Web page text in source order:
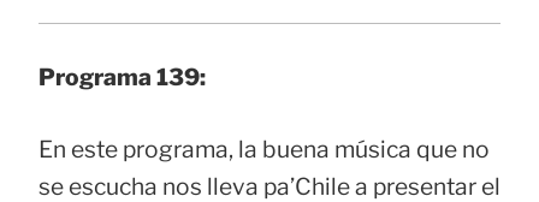
Programa 139:
En este programa, la buena música que no
se escucha nos lleva pa’Chile a presentar el